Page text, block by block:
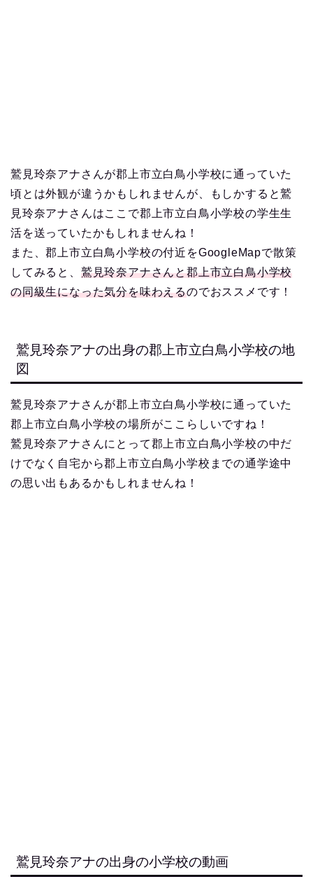
鷲見玲奈アナさんが郡上市立白鳥小学校に通っていた
頃とは外観が違うかもしれませんが、もしかすると鷲
見玲奈アナさんはここで郡上市立白鳥小学校の学生生
活を送っていたかもしれませんね！
また、郡上市立白鳥小学校の付近をGoogleMapで散策
してみると、 鷲見玲奈アナさんと郡上市立白鳥小学校
の同級生になった気分を味わえるのでおススメです！
鷲見玲奈アナの出身の郡上市立白鳥小学校の地
図
鷲見玲奈アナさんが郡上市立白鳥小学校に通っていた
郡上市立白鳥小学校の場所がここらしいですね！
鷲見玲奈アナさんにとって郡上市立白鳥小学校の中だ
けでなく自宅から郡上市立白鳥小学校までの通学途中
の思い出もあるかもしれませんね！
鷲見玲奈アナの出身の小学校の動画